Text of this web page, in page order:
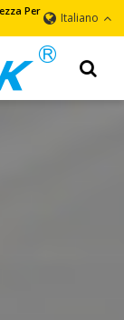
Per
Italiano